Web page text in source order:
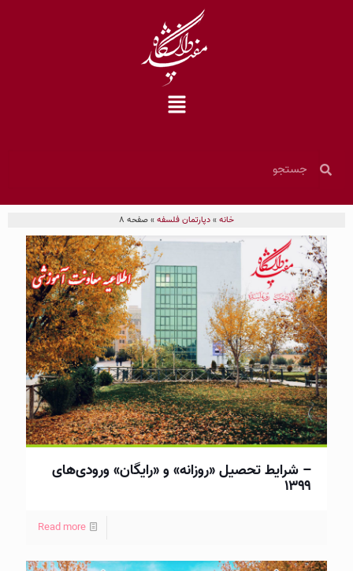
خانه»دپارتمان فلسفه»صفحه 8
– شرايط تحصیل «روزانه» و «رايگان» ورودی‌های
۱۳۹۹
Read more